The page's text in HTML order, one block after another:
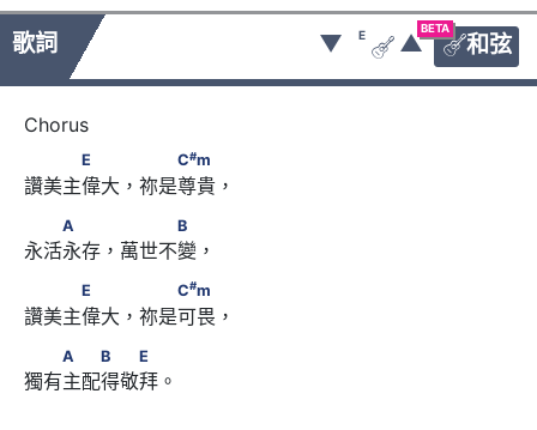
歌詞
BETA
和弦
▼ E
 ▲
E　　 　　C#m
E C#m
讚美主偉大，祢是尊貴，
A　　 　　　B
A B
永活永存，萬世不變，
E　　 　　C#m
E C#m
讚美主偉大，祢是可畏，
A　　B　　E
A B E
獨有主配得敬拜。